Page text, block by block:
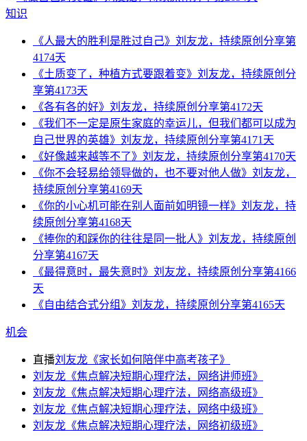
知识
《人最大的胜利是胜过自己》刘友龙，持续原创分享第
4174天
《土质变了，种植方式要跟着变》刘友龙，持续原创分
享第4173天
《各有各的好》刘友龙，持续原创分享第4172天
《我们不一定是原生家庭的幸运儿，但我们都可以成为
自己世界的英雄》刘友龙，持续原创分享第4171天
《好像越来越等不了》刘友龙，持续原创分享第4170天
《你不会轻易给领导做的，也不要对他人做》刘友龙，
持续原创分享第4169天
《你的小心机可能在别人面前如明镜一样》刘友龙，持
续原创分享第4168天
《捧你的和踩你的往往是同一批人》刘友龙，持续原创
分享第4167天
《最得意时，最失意时》刘友龙，持续原创分享第4166
天
《自由结合式分组》刘友龙，持续原创分享第4165天
机会
直播刘友龙《家长如何陪伴中高考孩子》
刘友龙《焦点解决短期心理疗法，网络讲师班》
刘友龙《焦点解决短期心理疗法，网络高级班》
刘友龙《焦点解决短期心理疗法，网络中级班》
刘友龙《焦点解决短期心理疗法，网络初级班》